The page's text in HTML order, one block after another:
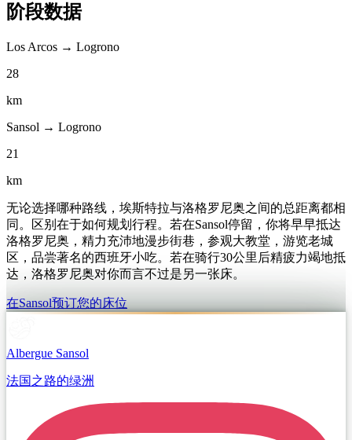
阶段数据
Los Arcos → Logrono
28
km
Sansol → Logrono
21
km
无论选择哪种路线，埃斯特拉与洛格罗尼奥之间的总距离都相
同。区别在于如何规划行程。若在Sansol停留，你将早早抵达
洛格罗尼奥，精力充沛地漫步街巷，参观大教堂，游览老城
区，品尝著名的西班牙小吃。若在骑行30公里后精疲力竭地抵
达，洛格罗尼奥对你而言不过是另一张床。
在Sansol预订您的床位
Albergue Sansol
法国之路的绿洲